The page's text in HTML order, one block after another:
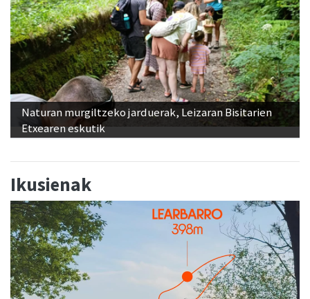
Naturan murgiltzeko jarduerak, Leizaran Bisitarien
Etxearen eskutik
Ikusienak